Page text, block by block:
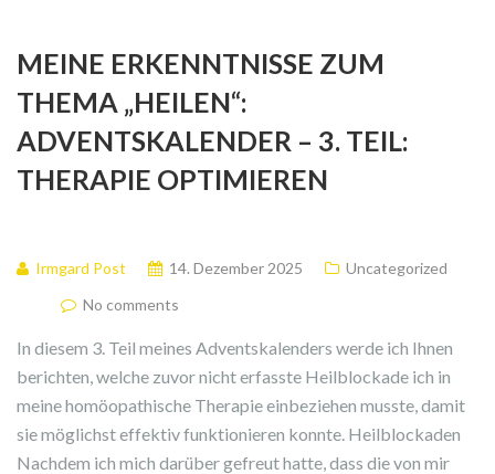
MEINE ERKENNTNISSE ZUM
THEMA „HEILEN“:
ADVENTSKALENDER – 3. TEIL:
THERAPIE OPTIMIEREN
Irmgard Post 14. Dezember 2025
Uncategorized
No comments
In diesem 3. Teil meines Adventskalenders werde ich Ihnen
berichten, welche zuvor nicht erfasste Heilblockade ich in
meine homöopathische Therapie einbeziehen musste, damit
sie möglichst effektiv funktionieren konnte. Heilblockaden
Nachdem ich mich darüber gefreut hatte, dass die von mir